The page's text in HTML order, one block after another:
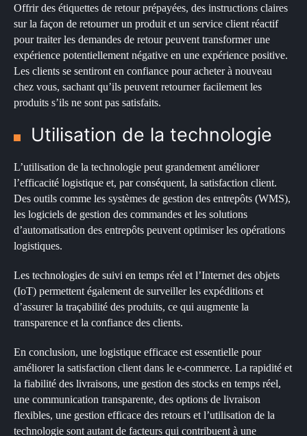
Offrir des étiquettes de retour prépayées, des instructions claires
sur la façon de retourner un produit et un service client réactif
pour traiter les demandes de retour peuvent transformer une
expérience potentiellement négative en une expérience positive.
Les clients se sentiront en confiance pour acheter à nouveau
chez vous, sachant qu’ils peuvent retourner facilement les
produits s’ils ne sont pas satisfaits.
Utilisation de la technologie
L’utilisation de la technologie peut grandement améliorer
l’efficacité logistique et, par conséquent, la satisfaction client.
Des outils comme les systèmes de gestion des entrepôts (WMS),
les logiciels de gestion des commandes et les solutions
d’automatisation des entrepôts peuvent optimiser les opérations
logistiques.
Les technologies de suivi en temps réel et l’Internet des objets
(IoT) permettent également de surveiller les expéditions et
d’assurer la traçabilité des produits, ce qui augmente la
transparence et la confiance des clients.
En conclusion, une logistique efficace est essentielle pour
améliorer la satisfaction client dans le e-commerce. La rapidité et
la fiabilité des livraisons, une gestion des stocks en temps réel,
une communication transparente, des options de livraison
flexibles, une gestion efficace des retours et l’utilisation de la
technologie sont autant de facteurs qui contribuent à une